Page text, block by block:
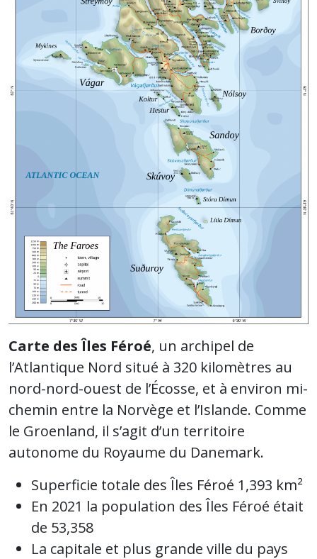
Carte des Îles Féroé, un archipel de
l’Atlantique Nord situé à 320 kilomètres au
nord-nord-ouest de l’Écosse, et à environ mi-
chemin entre la Norvège et l’Islande. Comme
le Groenland, il s’agit d’un territoire
autonome du Royaume du Danemark.
Superficie totale des Îles Féroé 1,393 km²
En 2021 la population des Îles Féroé était
de 53,358
La capitale et plus grande ville du pays